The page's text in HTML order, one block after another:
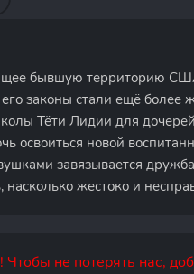
бывшую территорию
законы стали ещё более
Тёти Лидии для
освоиться новой
завязывается
насколько жестоко и
не потерять нас,